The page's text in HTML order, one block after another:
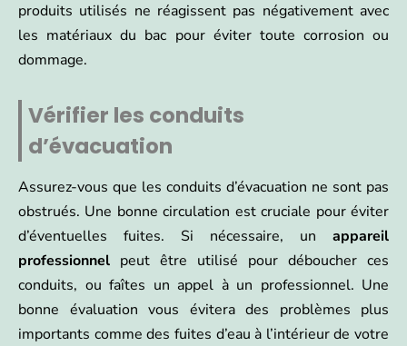
produits utilisés ne réagissent pas négativement avec
les matériaux du bac pour éviter toute corrosion ou
dommage.
Vérifier les conduits
d’évacuation
Assurez-vous que les conduits d’évacuation ne sont pas
obstrués. Une bonne circulation est cruciale pour éviter
d’éventuelles fuites. Si nécessaire, un appareil
professionnel peut être utilisé pour déboucher ces
conduits, ou faîtes un appel à un professionnel. Une
bonne évaluation vous évitera des problèmes plus
importants comme des fuites d’eau à l’intérieur de votre